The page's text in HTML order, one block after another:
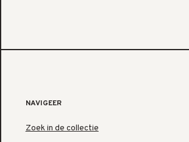
NAVIGEER
Zoek in de collectie